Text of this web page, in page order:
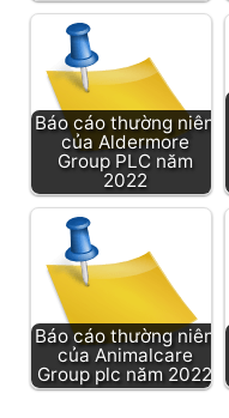
Báo cáo thường niên
của Aldermore
Group PLC năm
2022
Báo cáo thường niên
của Animalcare
Group plc năm 2022